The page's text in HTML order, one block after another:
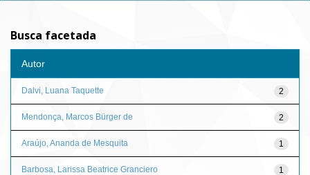
Busca facetada
Autor
2
Dalvi, Luana Taquette
2
Mendonça, Marcos Bürger de
1
Araújo, Ananda de Mesquita
1
Barbosa, Larissa Beatrice Granciero